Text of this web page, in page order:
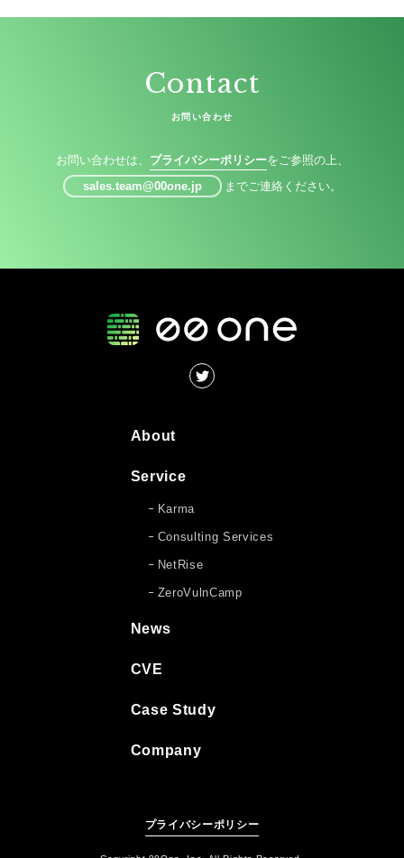
Contact
お問い合わせ
お問い合わせは、 プライバシーポリシーをご参照の上、
sales.team@00one.jp
までご連絡ください。
About
Service
Karma
Consulting Services
NetRise
ZeroVulnCamp
News
CVE
Case Study
Company
プライバシーポリシー